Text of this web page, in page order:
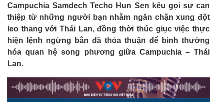
Campuchia Samdech Techo Hun Sen kêu gọi sự can
thiệp từ những người bạn nhằm ngăn chặn xung đột
leo thang với Thái Lan, đồng thời thúc giục việc thực
hiện lệnh ngừng bắn đã thỏa thuận để bình thường
hóa quan hệ song phương giữa Campuchia – Thái
Lan.